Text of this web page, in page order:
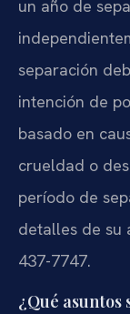
un año de
separación
intención de
basado en
crueldad o
período de
detalles de su
437-7747.
¿Qué